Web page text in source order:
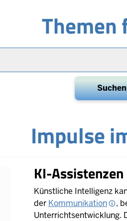
Themen
Impulse
KI-
Künstliche Intelligenz
der Kommunikation
,
Unterrichtsentwicklung.